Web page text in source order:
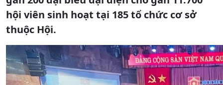
hội viên sinh hoạt tại 185 tổ chức cơ sở
thuộc Hội.